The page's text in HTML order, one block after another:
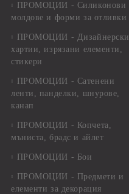
ПРОМОЦИИ - Силиконови
молдове и форми за отливки
ПРОМОЦИИ - Дизайнерски
хартии, изрязани елементи,
стикери
ПРОМОЦИИ - Сатенени
ленти, панделки, шнурове,
канап
ПРОМОЦИИ - Копчета,
мъниста, брадс и айлет
ПРОМОЦИИ - Бои
ПРОМОЦИИ - Предмети и
елементи за декорация